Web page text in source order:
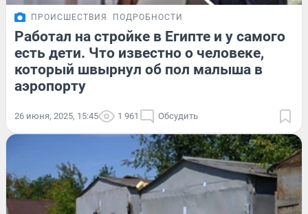
ПРОИСШЕСТВИЯ ПОДРОБНОСТИ
Работал на стройке в Египте и у самого
есть дети. Что известно о человеке,
который швырнул об пол малыша в
аэропорту
26 июня, 2025, 15:45 1 961 Обсудить